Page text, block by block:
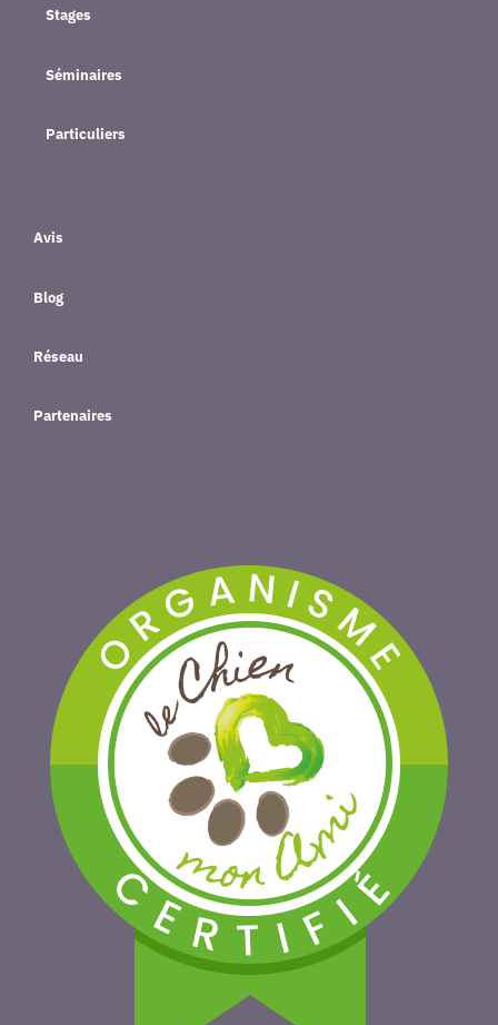
Stages
Séminaires
Particuliers
Avis
Blog
Réseau
Partenaires